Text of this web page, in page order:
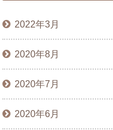
2022年3月
2020年8月
2020年7月
2020年6月